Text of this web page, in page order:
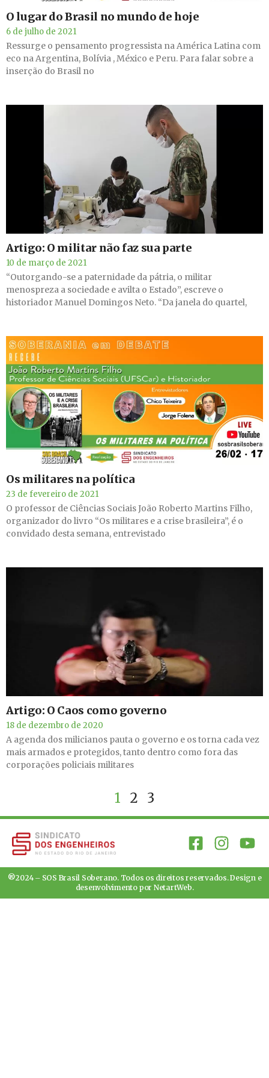
O lugar do Brasil no mundo de hoje
6 de julho de 2021
Ressurge o pensamento progressista na América Latina com
eco na Argentina, Bolívia , México e Peru. Para falar sobre a
inserção do Brasil no
Artigo: O militar não faz sua parte
10 de março de 2021
“Outorgando-se a paternidade da pátria, o militar
menospreza a sociedade e avilta o Estado”, escreve o
historiador Manuel Domingos Neto. “Da janela do quartel,
Os militares na política
23 de fevereiro de 2021
O professor de Ciências Sociais João Roberto Martins Filho,
organizador do livro “Os militares e a crise brasileira”, é o
convidado desta semana, entrevistado
Artigo: O Caos como governo
18 de dezembro de 2020
A agenda dos milicianos pauta o governo e os torna cada vez
mais armados e protegidos, tanto dentro como fora das
corporações policiais militares
1 2 3
®2024 – SOS Brasil Soberano. Todos os direitos reservados. Design e
desenvolvimento por NetartWeb.